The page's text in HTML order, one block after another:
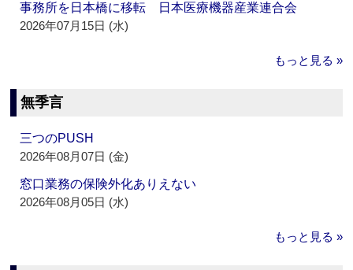
事務所を日本橋に移転 日本医療機器産業連合会
2026年07月15日 (水)
もっと見る »
無季言
三つのPUSH
2026年08月07日 (金)
窓口業務の保険外化ありえない
2026年08月05日 (水)
もっと見る »